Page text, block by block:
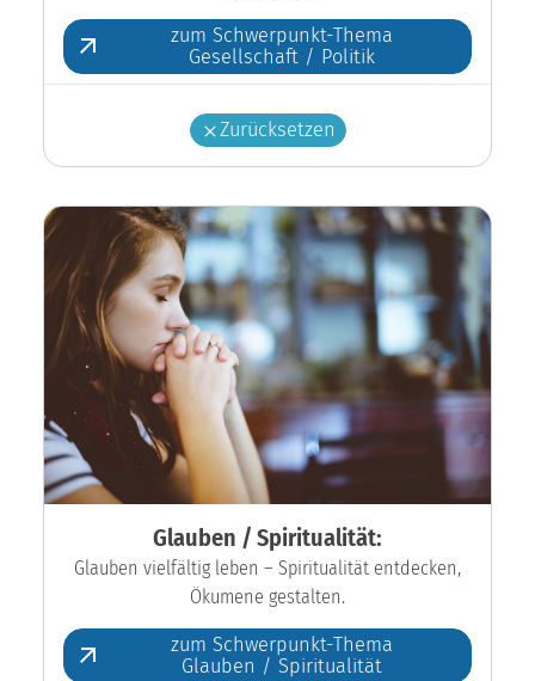
zum Schwerpunkt-Thema
Gesellschaft / Politik
Zurücksetzen
Glauben / Spiritualität:
Glauben vielfältig leben – Spiritualität entdecken,
Ökumene gestalten.
zum Schwerpunkt-Thema
Glauben / Spiritualität